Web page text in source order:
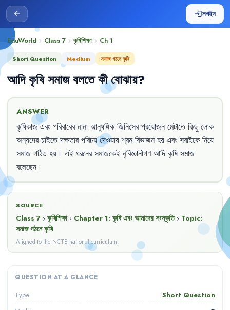
arrow_back loginলগইন
EduWorld chevron_right Class 7 chevron_right কৃষিশিক্ষা chevron_right Ch 1
Short Question Medium সমাজ গঠনে কৃষি
আদি কৃষি সমাজ বলতে কী বোঝায়?
ANSWER
কৃষিকাজ এবং পরিবারের নানা আনুষঙ্গিক জিনিসের প্রয়োজন মেটাতে কিছু লোক
অন্যদের চাইতে দক্ষতার পরিচয় দেওয়ায় শ্রম বিভাজন হয় এবং সবাইকে নিয়ে
সমাজ গঠিত হয়। এই ধরনের সমাজকেই নৃবিজ্ঞানীগণ আদি কৃষি সমাজ
বলেছেন।
SOURCE
Class 7 › কৃষিশিক্ষা › Chapter 1: কৃষি এবং আমাদের সংস্কৃতি › Topic:
সমাজ গঠনে কৃষি
Aligned to the NCTB national curriculum.
QUESTION AT A GLANCE
Type Short Question